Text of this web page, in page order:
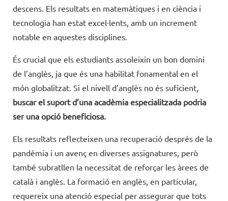
descens. Els resultats en matemàtiques i en ciència i
tecnologia han estat excel·lents, amb un increment
notable en aquestes disciplines.
És crucial que els estudiants assoleixin un bon domini
de l’anglès, ja que és una habilitat fonamental en el
món globalitzat. Si el nivell d’anglès no és suficient,
buscar el suport d’una acadèmia especialitzada podria
ser una opció beneficiosa.
Els resultats reflecteixen una recuperació després de la
pandèmia i un avenç en diverses assignatures, però
també subratllen la necessitat de reforçar les àrees de
català i anglès. La formació en anglès, en particular,
requereix una atenció especial per assegurar que tots